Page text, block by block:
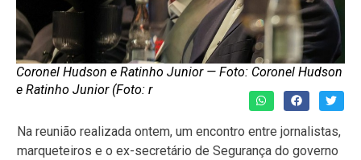
Coronel Hudson e Ratinho Junior — Foto: Coronel Hudson
e Ratinho Junior (Foto: r
Na reunião realizada ontem, um encontro entre jornalistas,
marqueteiros e o ex-secretário de Segurança do governo